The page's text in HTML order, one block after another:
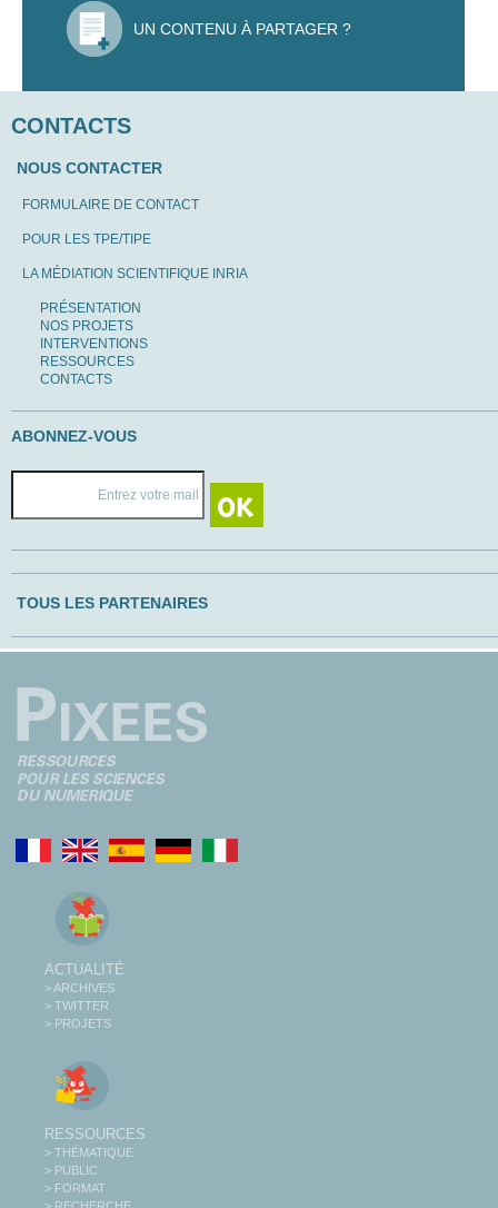
UN CONTENU À PARTAGER ?
CONTACTS
NOUS CONTACTER
FORMULAIRE DE CONTACT
POUR LES TPE/TIPE
LA MÉDIATION SCIENTIFIQUE INRIA
PRÉSENTATION
NOS PROJETS
INTERVENTIONS
RESSOURCES
CONTACTS
ABONNEZ-VOUS
TOUS LES PARTENAIRES
ACTUALITÉ
> ARCHIVES
> TWITTER
> PROJETS
RESSOURCES
> THÉMATIQUE
> PUBLIC
> FORMAT